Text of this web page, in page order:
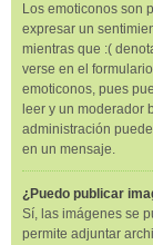
Los emoticonos son
expresar un
mientras que :(
verse en el
emoticonos, pues
leer y un moderador
administración
en un mensaje.
¿Puedo publicar
Sí, las imágenes se
permite adjuntar